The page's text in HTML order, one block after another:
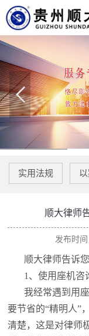
实用法规
顺大律师
发布时间
顺大律师告诉
1、使用座机咨
我经常遇到用
要节省的“精明人”
清楚，这是对律师